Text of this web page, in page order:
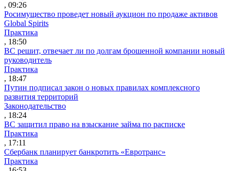
, 09:26
Росимущество проведет новый аукцион по продаже активов
Global Spirits
Практика
, 18:50
ВС решит, отвечает ли по долгам брошенной компании новый
руководитель
Практика
, 18:47
Путин подписал закон о новых правилах комплексного
развития территорий
Законодательство
, 18:24
ВС защитил право на взыскание займа по расписке
Практика
, 17:11
Сбербанк планирует банкротить «Евротранс»
Практика